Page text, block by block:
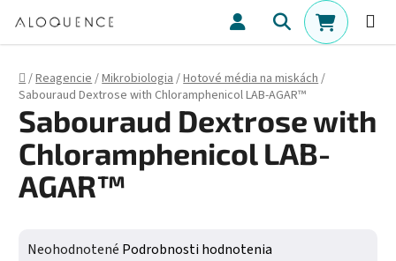
Hľadať
Domov
/Reagencie/Mikrobiologia/Hotové média na miskách/
Sabouraud Dextrose with Chloramphenicol LAB-AGAR™
Sabouraud Dextrose with
Chloramphenicol LAB-
AGAR™
Priemerné hodnotenie produktu je 0,0 z 5 hviezdičiek.
Neohodnotené Podrobnosti hodnotenia